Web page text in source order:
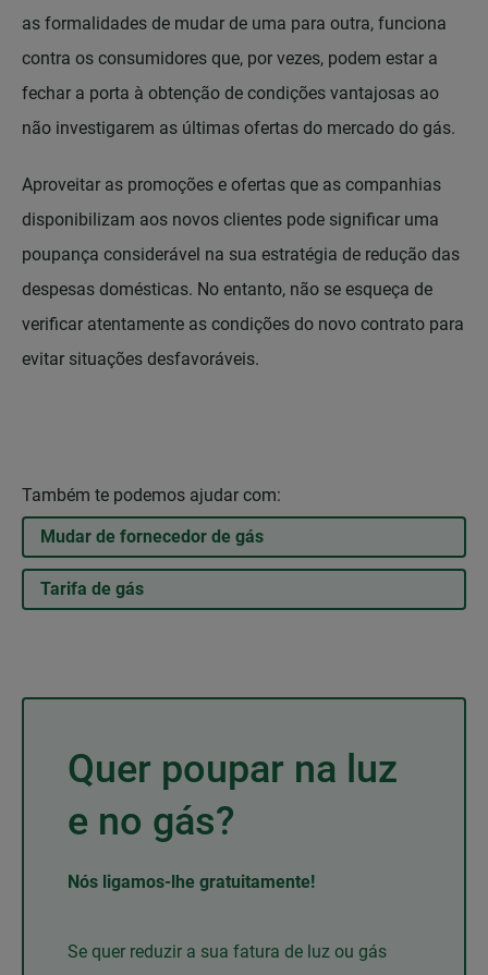
as formalidades de mudar de uma para outra, funciona
contra os consumidores que, por vezes, podem estar a
fechar a porta à obtenção de condições vantajosas ao
não investigarem as últimas ofertas do mercado do gás.
Aproveitar as promoções e ofertas que as companhias
disponibilizam aos novos clientes pode significar uma
poupança considerável na sua estratégia de redução das
despesas domésticas. No entanto, não se esqueça de
verificar atentamente as condições do novo contrato para
evitar situações desfavoráveis.
Também te podemos ajudar com:
Mudar de fornecedor de gás
Tarifa de gás
Quer poupar na luz
e no gás?
Nós ligamos-lhe gratuitamente!
Se quer reduzir a sua fatura de luz ou gás